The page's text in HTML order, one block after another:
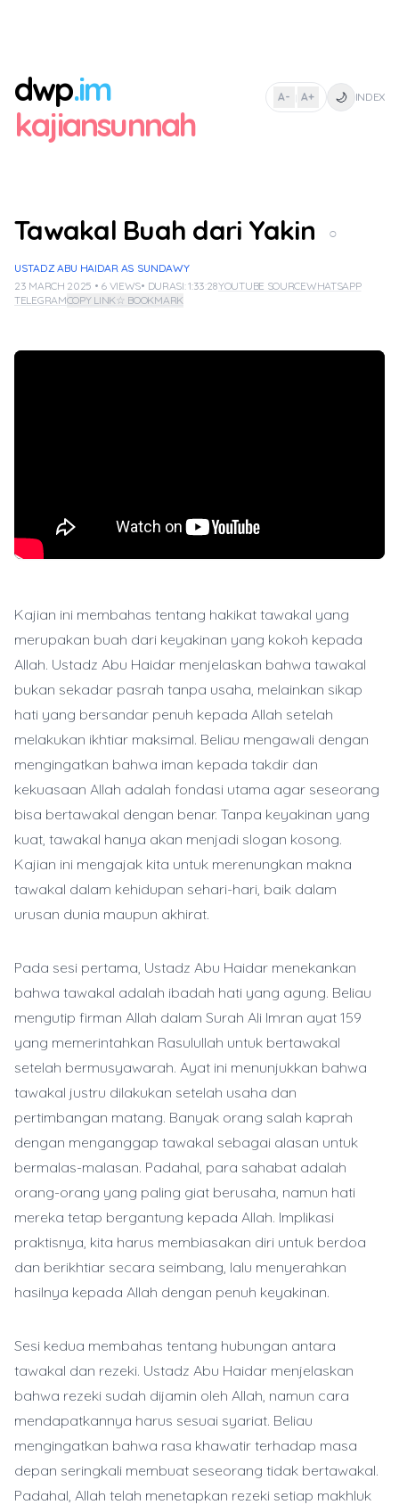
dwp.im
kajiansunnah
A- | A+ 🌙 INDEX
Tawakal Buah dari Yakin ○
USTADZ ABU HAIDAR AS SUNDAWY
23 MARCH 2025 • 6 VIEWS• DURASI: 1:33:28YOUTUBE SOURCEWHATSAPP
TELEGRAMCOPY LINK☆ BOOKMARK
Kajian ini membahas tentang hakikat tawakal yang
merupakan buah dari keyakinan yang kokoh kepada
Allah. Ustadz Abu Haidar menjelaskan bahwa tawakal
bukan sekadar pasrah tanpa usaha, melainkan sikap
hati yang bersandar penuh kepada Allah setelah
melakukan ikhtiar maksimal. Beliau mengawali dengan
mengingatkan bahwa iman kepada takdir dan
kekuasaan Allah adalah fondasi utama agar seseorang
bisa bertawakal dengan benar. Tanpa keyakinan yang
kuat, tawakal hanya akan menjadi slogan kosong.
Kajian ini mengajak kita untuk merenungkan makna
tawakal dalam kehidupan sehari-hari, baik dalam
urusan dunia maupun akhirat.
Pada sesi pertama, Ustadz Abu Haidar menekankan
bahwa tawakal adalah ibadah hati yang agung. Beliau
mengutip firman Allah dalam Surah Ali Imran ayat 159
yang memerintahkan Rasulullah untuk bertawakal
setelah bermusyawarah. Ayat ini menunjukkan bahwa
tawakal justru dilakukan setelah usaha dan
pertimbangan matang. Banyak orang salah kaprah
dengan menganggap tawakal sebagai alasan untuk
bermalas-malasan. Padahal, para sahabat adalah
orang-orang yang paling giat berusaha, namun hati
mereka tetap bergantung kepada Allah. Implikasi
praktisnya, kita harus membiasakan diri untuk berdoa
dan berikhtiar secara seimbang, lalu menyerahkan
hasilnya kepada Allah dengan penuh keyakinan.
Sesi kedua membahas tentang hubungan antara
tawakal dan rezeki. Ustadz Abu Haidar menjelaskan
bahwa rezeki sudah dijamin oleh Allah, namun cara
mendapatkannya harus sesuai syariat. Beliau
mengingatkan bahwa rasa khawatir terhadap masa
depan seringkali membuat seseorang tidak bertawakal.
Padahal, Allah telah menetapkan rezeki setiap makhluk